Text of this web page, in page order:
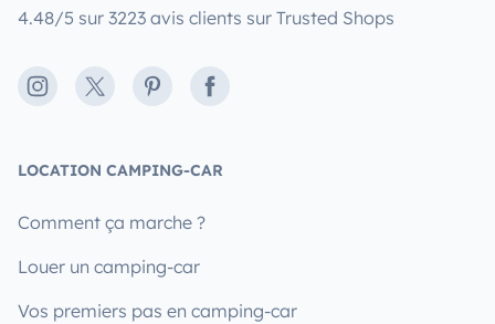
4.48/5 sur 3223 avis clients sur Trusted Shops
Instagram
X PinterestFacebook
LOCATION CAMPING-CAR
Comment ça marche ?
Louer un camping-car
Vos premiers pas en camping-car